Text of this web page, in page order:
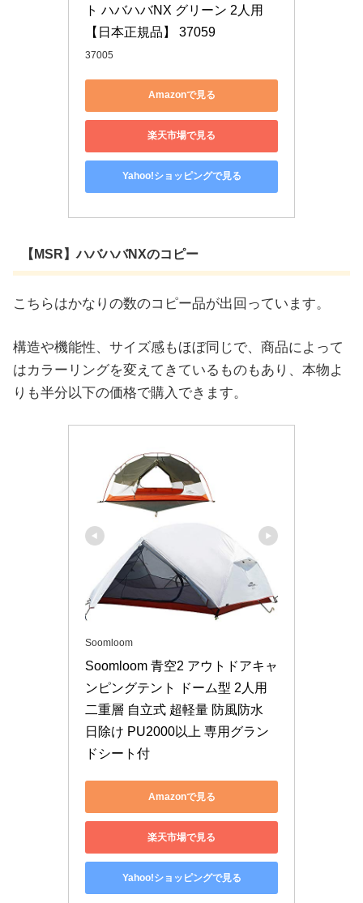
ト ハバハバNX グリーン 2人用
【日本正規品】 37059
37005
Amazonで見る
楽天市場で見る
Yahoo!ショッピングで見る
【MSR】ハバハバNXのコピー
こちらはかなりの数のコピー品が出回っています。
構造や機能性、サイズ感もほぼ同じで、商品によって
はカラーリングを変えてきているものもあり、本物よ
りも半分以下の価格で購入できます。
Soomloom
Soomloom 青空2 アウトドアキャ
ンピングテント ドーム型 2人用
二重層 自立式 超軽量 防風防水
日除け PU2000以上 専用グラン
ドシート付
Amazonで見る
楽天市場で見る
Yahoo!ショッピングで見る